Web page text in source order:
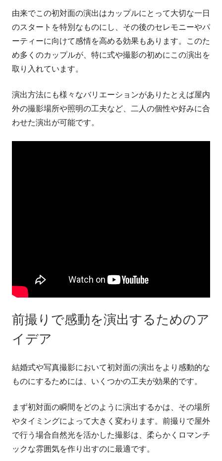
由来でこの初対面の演出はカップルにとって大切な一日
のスタートを特別なものにし、その後のセレモニーやパ
ーティーに向けて感情を高める効果もあります。このた
め多くのカップルが、特に式や撮影の初めにこの演出を
取り入れています。
演出方法にも様々なバリエーションがありたとえば屋内
外の撮影場所や照明の工夫など、二人の個性や好みに合
わせた演出が可能です。
前撮りで感動を演出するためのア
イデア
結婚式や写真撮影において初対面の演出をより感動的な
ものにするためには、いくつかの工夫が効果的です。
まず初対面の瞬間をどのように演出するかは、その場所
やタイミングによって大きく変わります。前撮りで屋外
で行う場合自然光を活かした撮影は、柔らかくロマンチ
ックな雰囲気を作り出すのに最適です。